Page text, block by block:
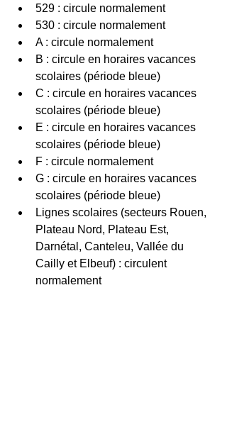
529 : circule normalement
530 : circule normalement
A : circule normalement
B : circule en horaires vacances
scolaires (période bleue)
C : circule en horaires vacances
scolaires (période bleue)
E : circule en horaires vacances
scolaires (période bleue)
F : circule normalement
G : circule en horaires vacances
scolaires (période bleue)
Lignes scolaires (secteurs Rouen,
Plateau Nord, Plateau Est,
Darnétal, Canteleu, Vallée du
Cailly et Elbeuf) : circulent
normalement